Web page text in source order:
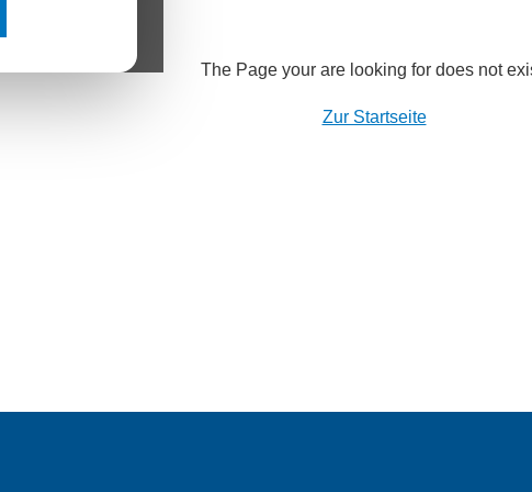
The Page your are looking for does not
Zur Startseite